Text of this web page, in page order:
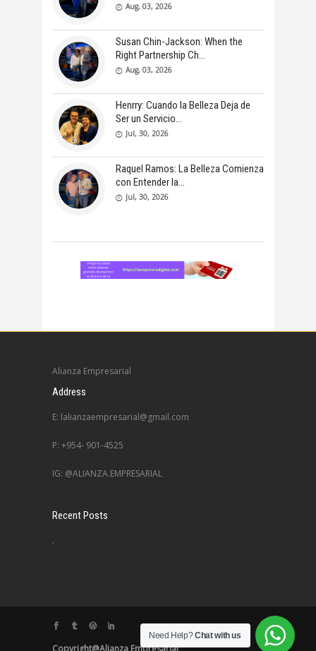
Aug, 03, 2026
Susan Chin-Jackson: When the
Right Partnership Ch
Aug, 03, 2026
Henrry: Cuando la Belleza Deja de
Ser un Servicio
Jul, 30, 2026
Raquel Ramos: La Belleza Comienza
con Entender la
Jul, 30, 2026
Alianza Empresarial
Address
E: lalianzaempresarial@gmail.com
P: +954- 901-4525
IG: @ALIANZA.EMPRESARIAL
Recent Posts
.
Need Help?Chat with us